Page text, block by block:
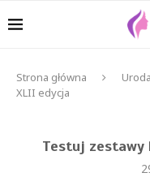
Strona główna Uroda
XLII edycja
Testuj zestawy